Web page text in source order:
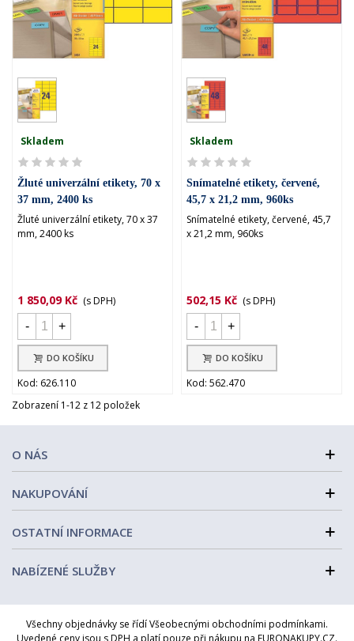
Skladem
Žluté univerzální etikety, 70 x
37 mm, 2400 ks
Žluté univerzální etikety, 70 x 37
mm, 2400 ks
1 850,09 Kč (s DPH)
-
+
DO KOŠÍKU
Kod: 626.110
Skladem
Snímatelné etikety, červené,
45,7 x 21,2 mm, 960ks
Snímatelné etikety, červené, 45,7
x 21,2 mm, 960ks
502,15 Kč (s DPH)
-
+
DO KOŠÍKU
Kod: 562.470
Zobrazení 1-12 z 12 položek
O NÁS
NAKUPOVÁNÍ
OSTATNÍ INFORMACE
NABÍZENÉ SLUŽBY
Všechny objednávky se řídí Všeobecnými obchodními podmínkami.